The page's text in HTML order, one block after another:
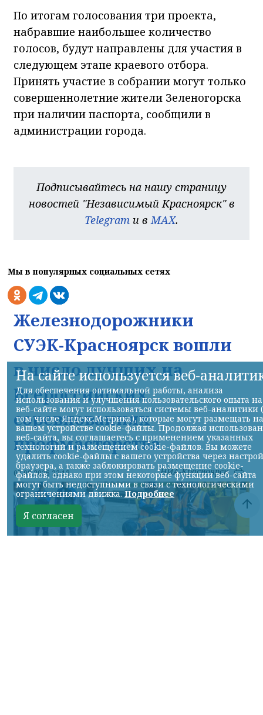
По итогам голосования три проекта,
набравшие наибольшее количество
голосов, будут направлены для участия в
следующем этапе краевого отбора.
Принять участие в собрании могут только
совершеннолетние жители Зеленогорска
при наличии паспорта, сообщили в
администрации города.
Подписывайтесь на нашу страницу
новостей "Независимый Красноярск" в
Telegram и в MAX.
Мы в популярных социальных сетях
Железнодорожники
СУЭК-Красноярск вошли
в число лучших на
Всероссийских
соревнованиях
профмастерства
07.08.2026 22:13 НИА-Красноярск
На сайте используется веб-
Для обеспечения оптимальной работы, анализа
использования и улучшения пользовательского опыта на
веб-сайте могут использоваться системы веб-аналитики
том числе Яндекс.Метрика), которые могут размещать на
вашем устройстве cookie-файлы. Продолжая
веб-сайта, вы соглашаетесь с применением указанных
технологий и размещением cookie-файлов. Вы можете
удалить cookie-файлы с вашего устройства через
браузера, а также заблокировать размещение cookie-
файлов, однако при этом некоторые функции веб-сайта
могут быть недоступными в связи с технологическими
ограничениями движка.Подробнее
Я согласен